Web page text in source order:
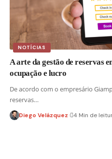
NOTÍCIAS
A arte da gestão de reservas
ocupação e lucro
De acordo com o empresário
reservas…
Diego Velázquez 4 Min de